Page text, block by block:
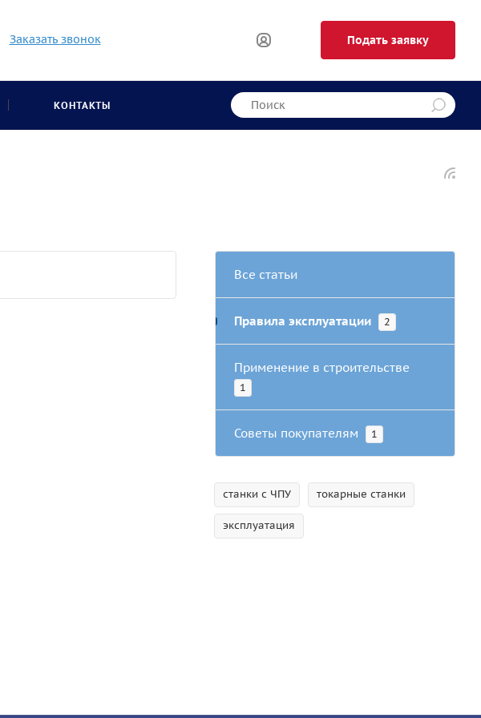
Заказать звонок Подать заявку
КОНТАКТЫ
Все статьи
Правила эксплуатации 2
Применение в строительстве
1
Советы покупателям 1
станки с ЧПУ токарные станки
эксплуатация